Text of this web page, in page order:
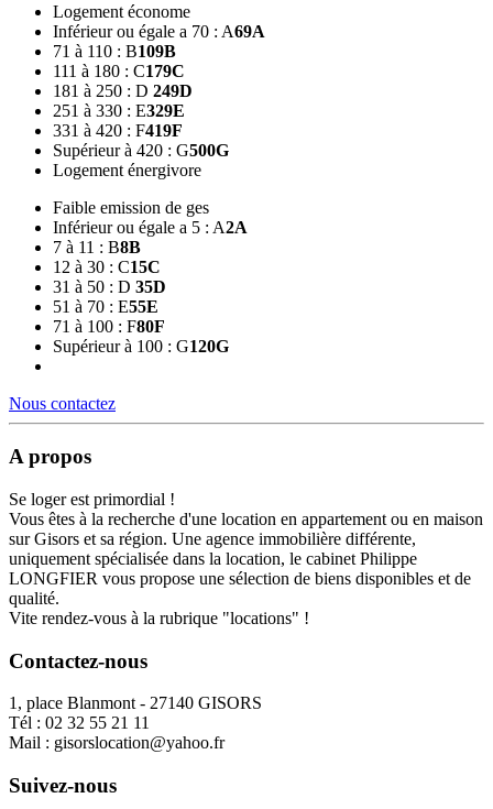
Logement économe
Inférieur ou égale a 70 : A69A
71 à 110 : B109B
111 à 180 : C179C
181 à 250 : D 249D
251 à 330 : E329E
331 à 420 : F419F
Supérieur à 420 : G500G
Logement énergivore
Faible emission de ges
Inférieur ou égale a 5 : A2A
7 à 11 : B8B
12 à 30 : C15C
31 à 50 : D 35D
51 à 70 : E55E
71 à 100 : F80F
Supérieur à 100 : G120G
Nous contactez
A propos
Se loger est primordial !
Vous êtes à la recherche d'une location en appartement ou en maison
sur Gisors et sa région. Une agence immobilière différente,
uniquement spécialisée dans la location, le cabinet Philippe
LONGFIER vous propose une sélection de biens disponibles et de
qualité.
Vite rendez-vous à la rubrique "locations" !
Contactez-nous
1, place Blanmont - 27140 GISORS
Tél : 02 32 55 21 11
Mail : gisorslocation@yahoo.fr
Suivez-nous